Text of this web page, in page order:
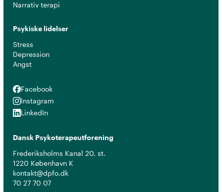
Narrativ terapi
Psykiske lidelser
Stress
Depression
Angst
Facebook
Facebook
Instagram
Instagram
LinkedIn
LinkedIn
Dansk Psykoterapeutforening
Frederiksholms Kanal 20, st.
1220 København K
kontakt@dpfo.dk
70 27 70 07